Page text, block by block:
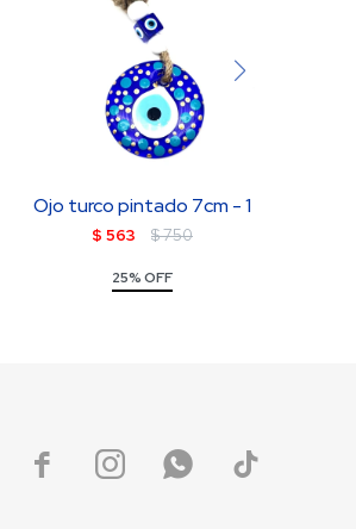
Ojo turco pintado 7cm - 1
$ 563 $750
25% OFF
   